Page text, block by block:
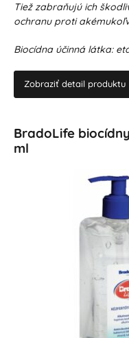
Tiež zabraňujú ich
ochranu proti
Biocídna účinná látka:
Zobraziť detail produktu
BradoLife
ml